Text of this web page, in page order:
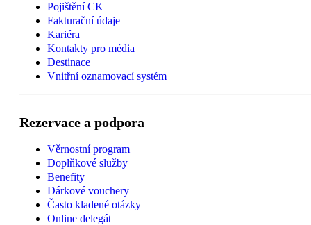
Pojištění CK
Fakturační údaje
Kariéra
Kontakty pro média
Destinace
Vnitřní oznamovací systém
Rezervace a podpora
Věrnostní program
Doplňkové služby
Benefity
Dárkové vouchery
Často kladené otázky
Online delegát